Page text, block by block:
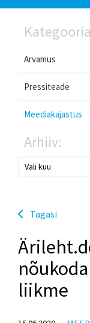
Arvamus
Pressiteade
Meediakajastus
Arhiiv:
Tagasi
liikme